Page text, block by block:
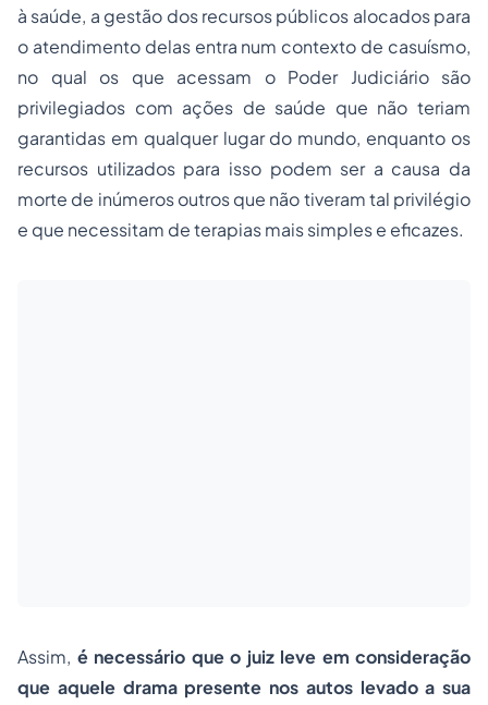
à saúde, a gestão dos recursos públicos alocados para
o atendimento delas entra num contexto de casuísmo,
no qual os que acessam o Poder Judiciário são
privilegiados com ações de saúde que não teriam
garantidas em qualquer lugar do mundo, enquanto os
recursos utilizados para isso podem ser a causa da
morte de inúmeros outros que não tiveram tal privilégio
e que necessitam de terapias mais simples e eficazes.
Assim, é necessário que o juiz leve em consideração
que aquele drama presente nos autos levado a sua